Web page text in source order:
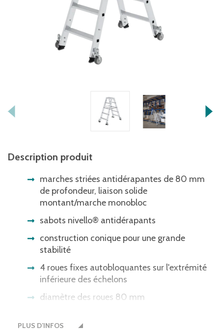
Description produit
marches striées antidérapantes de 80 mm
de profondeur, liaison solide
montant/marche monobloc
sabots nivello® antidérapants
construction conique pour une grande
stabilité
4 roues fixes autobloquantes sur l'extrémité
inférieure des échelons
diamètre des roues 80 mm
inclinaison d'échelle 20°
PLUS D’INFOS